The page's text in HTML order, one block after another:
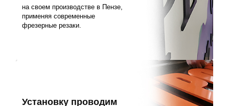
на своем производстве в Пензе,
применяя современные
фрезерные резаки.
Установку проводим